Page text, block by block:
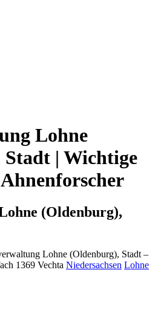
Lohne
| Wichtige
(Oldenburg),
Lohne (Oldenburg), Stadt –
1369 Vechta Niedersachsen Lohne